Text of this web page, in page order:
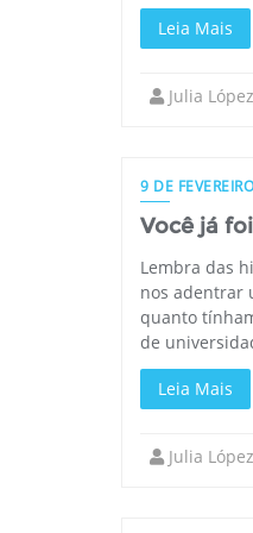
Leia Mais
Julia
9 DE
Você já
Lembra das
nos adentrar
quanto
de
Leia Mais
Julia